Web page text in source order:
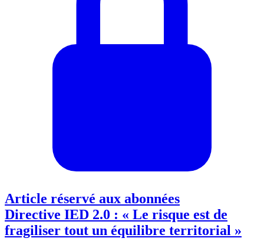
Article réservé aux abonnées
Directive IED 2.0 : « Le risque est de
fragiliser tout un équilibre territorial »